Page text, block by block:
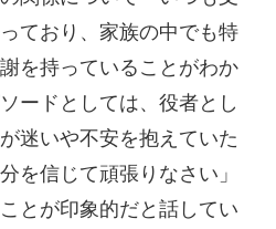
ており、家族の中でも特
を持っていることがわか
ードとしては、役者とし
迷いや不安を抱えていた
を信じて頑張りなさい」
とが印象的だと話してい